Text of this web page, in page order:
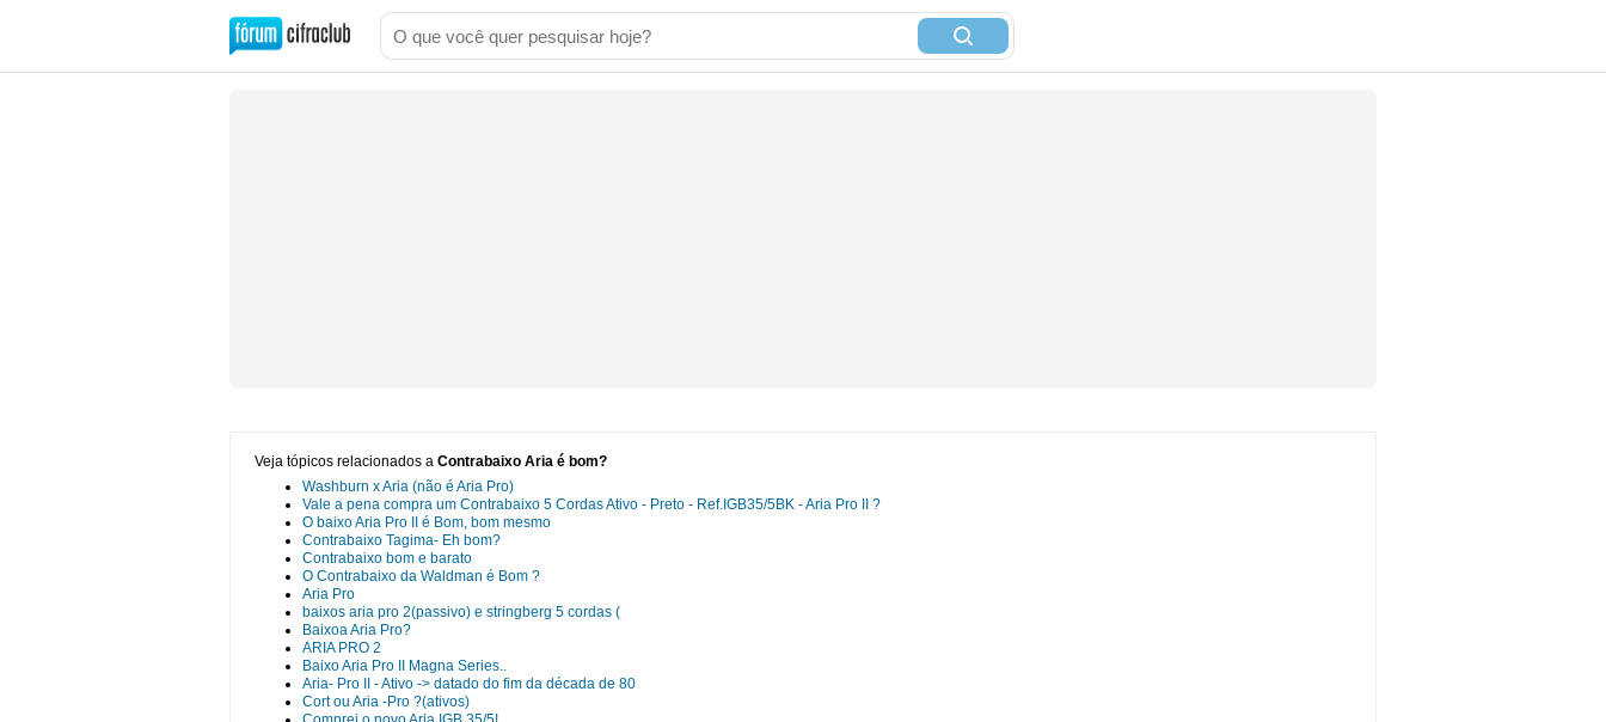
Veja tópicos relacionados a Contrabaixo Aria é bom?
Washburn x Aria (não é Aria Pro)
Vale a pena compra um Contrabaixo 5 Cordas Ativo - Preto - Ref.IGB35/5BK - Aria Pro II ?
O baixo Aria Pro II é Bom, bom mesmo
Contrabaixo Tagima- Eh bom?
Contrabaixo bom e barato
O Contrabaixo da Waldman é Bom ?
Aria Pro
baixos aria pro 2(passivo) e stringberg 5 cordas (
Baixoa Aria Pro?
ARIA PRO 2
Baixo Aria Pro II Magna Series..
Aria- Pro II - Ativo -> datado do fim da década de 80
Cort ou Aria -Pro ?(ativos)